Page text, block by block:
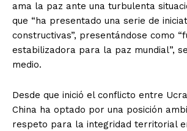
ama la paz ante una turbulenta
que “ha presentado una serie de
constructivas”, presentándose como
estabilizadora para la paz mundial”,
medio.
Desde que inició el conflicto entre
China ha optado por una posición
respeto para la integridad territorial